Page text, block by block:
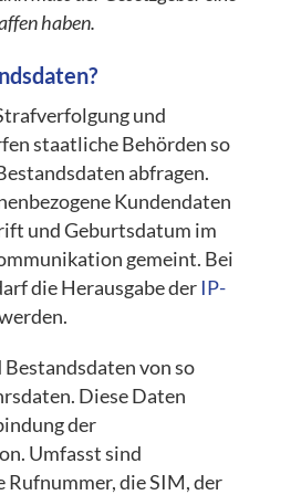
haben.
und
staatliche Behörden so
abfragen.
Kundendaten
und Geburtsdatum im
gemeint. Bei
die Herausgabe derIP-
von so
Diese Daten
der
Umfasst sind
Rufnummer, die SIM, der